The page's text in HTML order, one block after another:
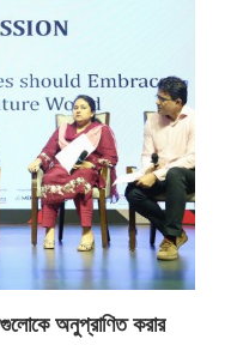
অনুপ্রাণিত করার